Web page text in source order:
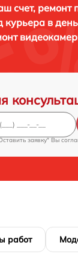
счет, ремонт
курьера в
заявку" Вы
работ